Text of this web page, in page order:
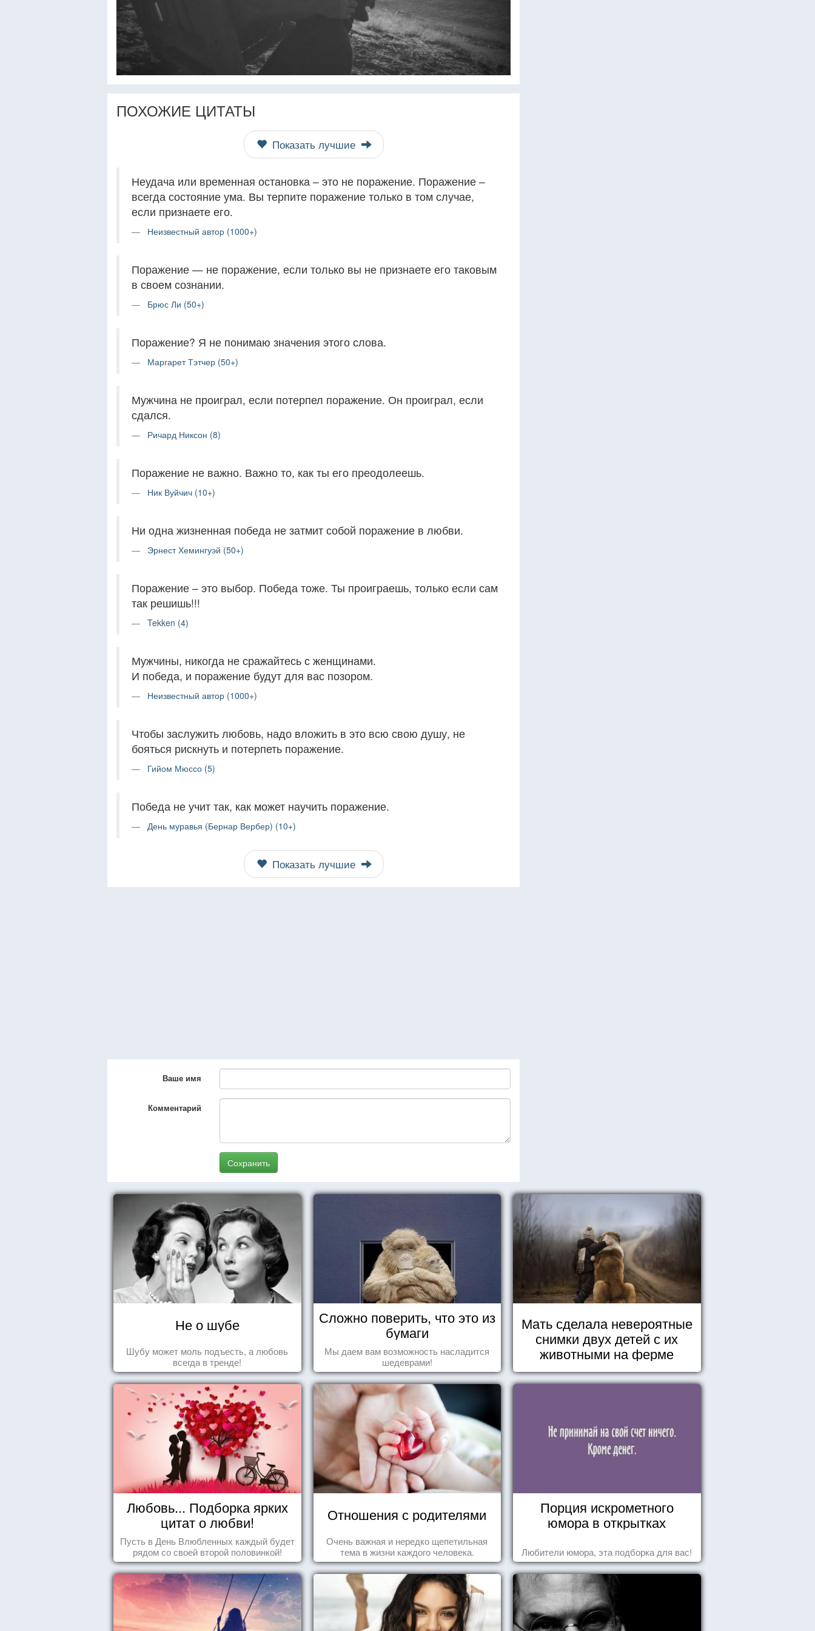
ПОХОЖИЕ ЦИТАТЫ
Показать лучшие
Неудача или временная остановка – это не поражение. Поражение –
всегда состояние ума. Вы терпите поражение только в том случае,
если признаете его.
Неизвестный автор (1000+)
Поражение — не поражение, если только вы не признаете его таковым
в своем сознании.
Брюс Ли (50+)
Поражение? Я не понимаю значения этого слова.
Маргарет Тэтчер (50+)
Мужчина не проиграл, если потерпел поражение. Он проиграл, если
сдался.
Ричард Никсон (8)
Поражение не важно. Важно то, как ты его преодолеешь.
Ник Вуйчич (10+)
Ни одна жизненная победа не затмит собой поражение в любви.
Эрнест Хемингуэй (50+)
Поражение – это выбор. Победа тоже. Ты проиграешь, только если сам
так решишь!!!
Tekken (4)
Мужчины, никогда не сражайтесь с женщинами.
И победа, и поражение будут для вас позором.
Неизвестный автор (1000+)
Чтобы заслужить любовь, надо вложить в это всю свою душу, не
бояться рискнуть и потерпеть поражение.
Гийом Мюссо (5)
Победа не учит так, как может научить поражение.
День муравья (Бернар Вербер) (10+)
Показать лучшие
Ваше имя
Комментарий
Сохранить
Не о шубе
Шубу может моль подъесть, а любовь
всегда в тренде!
Сложно поверить, что это из
бумаги
Мы даем вам возможность насладится
шедеврами!
Мать сделала невероятные
снимки двух детей с их
животными на ферме
Любовь... Подборка ярких
цитат о любви!
Пусть в День Влюбленных каждый будет
рядом со своей второй половинкой!
Отношения с родителями
Очень важная и нередко щепетильная
тема в жизни каждого человека.
Порция искрометного
юмора в открытках
Любители юмора, эта подборка для вас!